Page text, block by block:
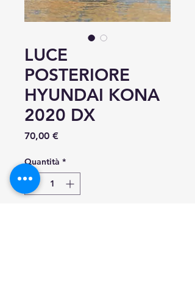
LUCE
POSTERIORE
HYUNDAI KONA
2020 DX
70,00 €
Quantità *